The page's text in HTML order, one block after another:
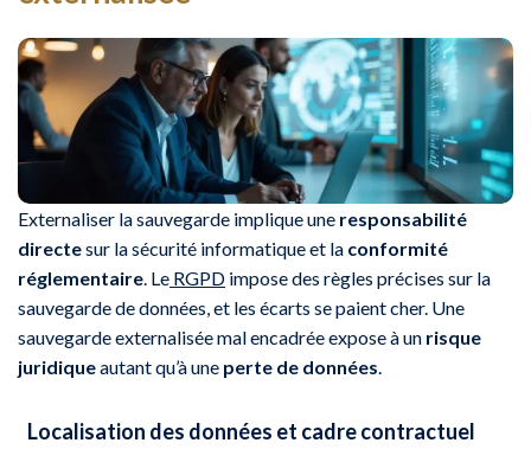
Externaliser la sauvegarde implique une responsabilité
directesur la sécurité informatique et la conformité
réglementaire . Le RGPD impose des règles précises sur la
sauvegarde de données, et les écarts se paient cher. Une
sauvegarde externalisée mal encadrée expose à un risque
juridiqueautant qu’à une perte de données
Localisation des données et cadre contractuel